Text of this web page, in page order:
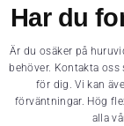
Har du
Är du osäker på
behöver. Kontakta
för dig. Vi kan
förväntningar. Hög
alla